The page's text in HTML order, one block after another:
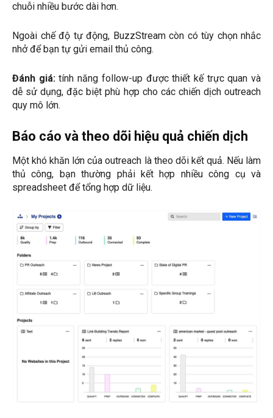
chuỗi nhiều bước dài hơn.
Ngoài chế độ tự động, BuzzStream còn có tùy chọn nhắc
nhở để bạn tự gửi email thủ công.
Đánh giá:tính năng follow-up được thiết kế trực quan và
dễ sử dụng, đặc biệt phù hợp cho các chiến dịch outreach
quy mô lớn.
Báo cáo và theo dõi hiệu quả chiến dịch
Một khó khăn lớn của outreach là theo dõi kết quả. Nếu làm
thủ công, bạn thường phải kết hợp nhiều công cụ và
spreadsheet để tổng hợp dữ liệu.